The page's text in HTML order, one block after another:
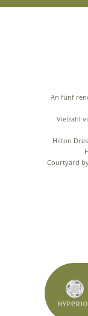
An fünf
Vielzahl
Hilton
Courtyard